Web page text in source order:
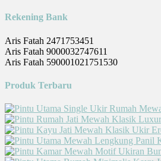
Rekening Bank
Aris Fatah 2471753451
Aris Fatah 9000032747611
Aris Fatah 590001021751530
Produk Terbaru